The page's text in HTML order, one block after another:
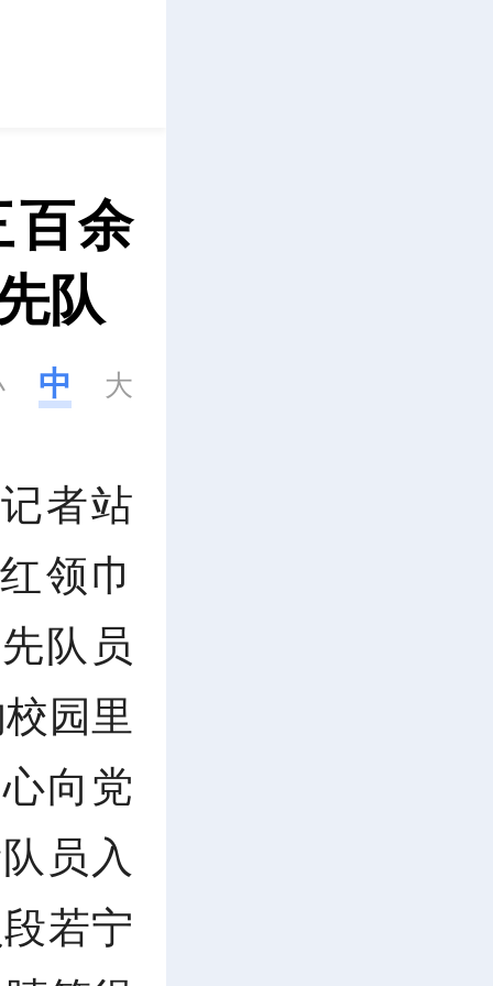
百余
队
中 大
者站
领巾
队员
园里
向党
员入
若宁